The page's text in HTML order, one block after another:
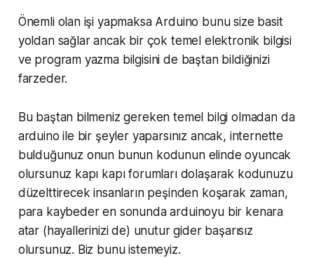
Önemli olan işi yapmaksa Arduino bunu size basit
yoldan sağlar ancak bir çok temel elektronik bilgisi
ve program yazma bilgisini de baştan bildiğinizi
farzeder.
Bu baştan bilmeniz gereken temel bilgi olmadan da
arduino ile bir şeyler yaparsınız ancak, internette
bulduğunuz onun bunun kodunun elinde oyuncak
olursunuz kapı kapı forumları dolaşarak kodunuzu
düzelttirecek insanların peşinden koşarak zaman,
para kaybeder en sonunda arduinoyu bir kenara
atar (hayallerinizi de) unutur gider başarısız
olursunuz. Biz bunu istemeyiz.